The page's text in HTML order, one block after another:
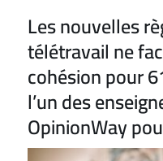
Les nouvelles
télétravail ne
cohésion pour
l’un des
OpinionWay